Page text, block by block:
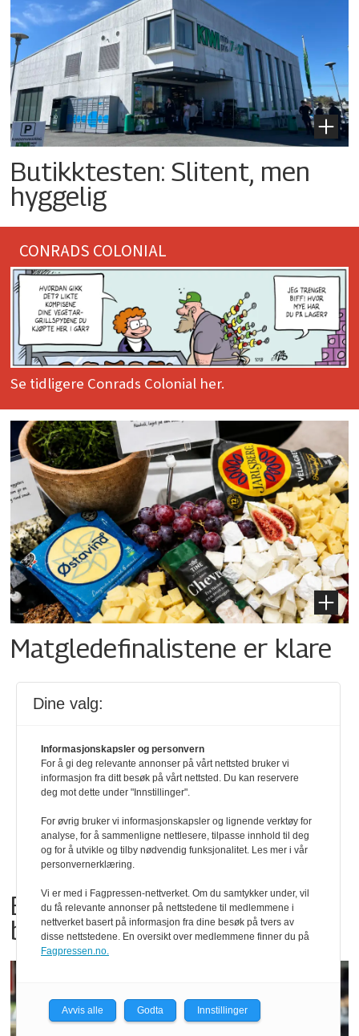
Butikktesten: Slitent, men
hyggelig
CONRADS COLONIAL
Se tidligere Conrads Colonial her.
Matgledefinalistene er klare
Bama tilbakekaller
babyspinat og babyleaf mix
Dine valg:
Informasjonskapsler og personvern
For å gi deg relevante annonser på vårt nettsted bruker vi
informasjon fra ditt besøk på vårt nettsted. Du kan reservere
deg mot dette under "Innstillinger".
For øvrig bruker vi informasjonskapsler og lignende verktøy for
analyse, for å sammenligne nettlesere, tilpasse innhold til deg
og for å utvikle og tilby nødvendig funksjonalitet. Les mer i vår
personvernerklæring.
Vi er med i Fagpressen-nettverket. Om du samtykker under, vil
du få relevante annonser på nettstedene til medlemmene i
nettverket basert på informasjon fra dine besøk på tvers av
disse nettstedene. En oversikt over medlemmene finner du på
Fagpressen.no.
Avvis alle Godta Innstillinger